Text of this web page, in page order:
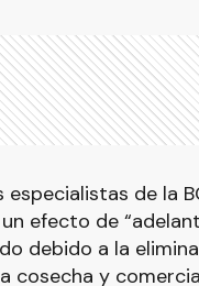
especialistas de la
efecto de
debido a la
cosecha y